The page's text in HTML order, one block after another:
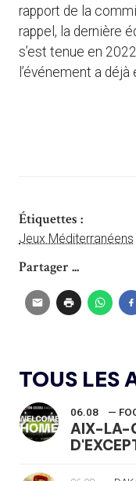
rapport de la
rappel, la dernière
s’est tenue en
l’événement a
Étiquettes :
Jeux Méditerranéens
Partager ...
TOUS LES
06.08 —
AIX-LA-